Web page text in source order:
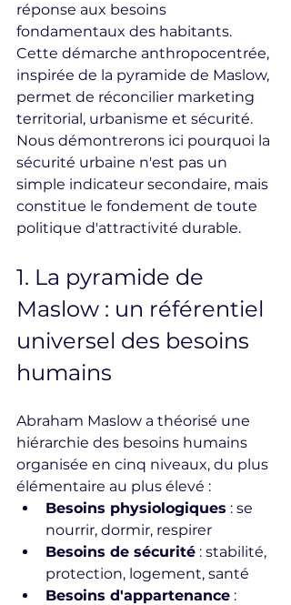
réponse aux besoins
fondamentaux des habitants.
Cette démarche anthropocentrée,
inspirée de la pyramide de Maslow,
permet de réconcilier marketing
territorial, urbanisme et sécurité.
Nous démontrerons ici pourquoi la
sécurité urbaine n'est pas un
simple indicateur secondaire, mais
constitue le fondement de toute
politique d'attractivité durable.
1. La pyramide de
Maslow : un référentiel
universel des besoins
humains
Abraham Maslow a théorisé une
hiérarchie des besoins humains
organisée en cinq niveaux, du plus
élémentaire au plus élevé :
Besoins physiologiques : se
nourrir, dormir, respirer
Besoins de sécurité : stabilité,
protection, logement, santé
Besoins d'appartenance :